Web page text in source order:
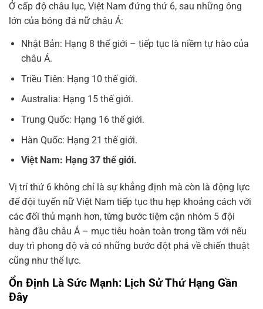
Ở cấp độ châu lục, Việt Nam đứng thứ 6, sau những ông
lớn của bóng đá nữ châu Á:
Nhật Bản: Hạng 8 thế giới – tiếp tục là niềm tự hào của
châu Á.
Triều Tiên: Hạng 10 thế giới.
Australia: Hạng 15 thế giới.
Trung Quốc: Hạng 16 thế giới.
Hàn Quốc: Hạng 21 thế giới.
Việt Nam: Hạng 37 thế giới.
Vị trí thứ 6 không chỉ là sự khẳng định mà còn là động lực
để đội tuyển nữ Việt Nam tiếp tục thu hẹp khoảng cách với
các đối thủ mạnh hơn, từng bước tiệm cận nhóm 5 đội
hàng đầu châu Á – mục tiêu hoàn toàn trong tầm với nếu
duy trì phong độ và có những bước đột phá về chiến thuật
cũng như thể lực.
Ổn Định Là Sức Mạnh: Lịch Sử Thứ Hạng Gần
Đây